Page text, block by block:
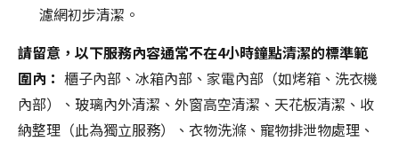
濾網初步清潔。
請留意，以下服務內容通常不在4小時鐘點清潔的標準範
圍內： 櫃子內部、冰箱內部、家電內部（如烤箱、洗衣機
內部）、玻璃內外清潔、外窗高空清潔、天花板清潔、收
納整理（此為獨立服務）、衣物洗滌、寵物排泄物處理、